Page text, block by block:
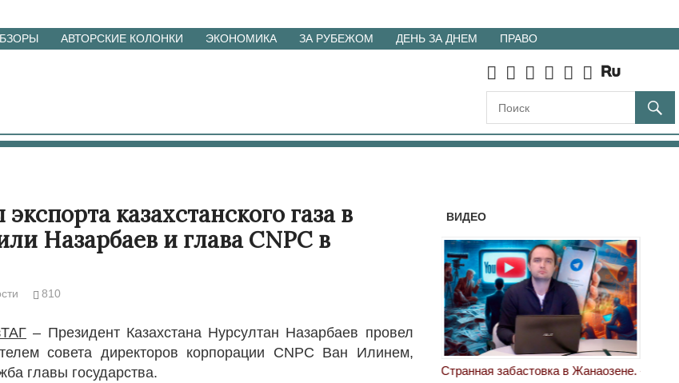
АВТОРСКИЕ КОЛОНКИ ЭКОНОМИКА ЗА РУБЕЖОМ ДЕНЬ ЗА ДНЕМ ПРАВО
казахстанского газа в
Назарбаев и глава CNPC в
810
– Президент Казахстана Нурсултан Назарбаев провел
совета директоров корпорации CNPC Ван Илинем,
главы государства.
ВИДЕО
Народ выбрал свет
«Новый Казахстан не говорит всей